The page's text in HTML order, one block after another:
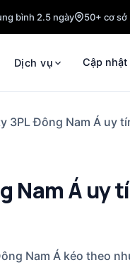
bình 2.5 ngày 50+ cơ sở
Dịch vụ Cập nhật
3PL Đông Nam Á uy
Nam Á uy
Nam Á kéo theo